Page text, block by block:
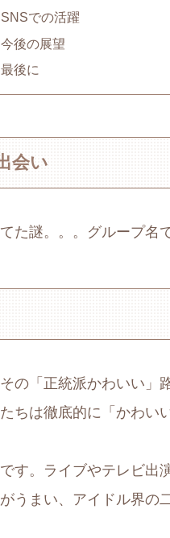
SNSでの活躍
今後の展望
最後に
会い
た謎。。。グループ名
の「正統派かわいい」
ちは徹底的に「かわい
す。ライブやテレビ出
うまい、アイドル界の